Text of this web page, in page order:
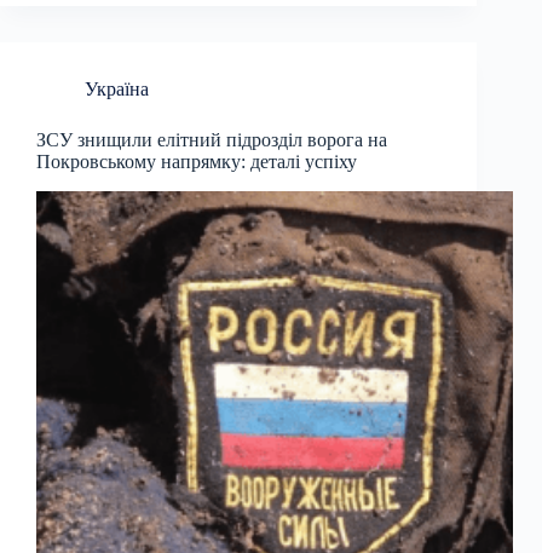
Україна
ЗСУ знищили елітний підрозділ ворога на
Покровському напрямку: деталі успіху